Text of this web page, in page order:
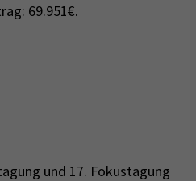
69.951€.
und 17. Fokustagung